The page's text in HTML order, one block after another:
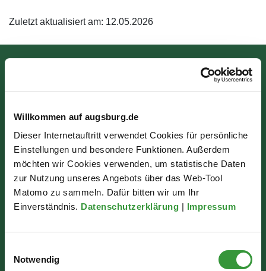
Willkommen auf augsburg.de
Dieser Internetauftritt verwendet Cookies für persönliche
Einstellungen und besondere Funktionen. Außerdem
möchten wir Cookies verwenden, um statistische Daten
zur Nutzung unseres Angebots über das Web-Tool
Matomo zu sammeln. Dafür bitten wir um Ihr
Einverständnis. Datenschutzerklärung | Impressum
Notwendig
Zuletzt aktualisiert am: 12.05.2026
86150 Augsburg
Wir sind für Sie da:
Mo - Mi: 07:30 - 16:30 Uhr
Do: 07:30 - 17:30 Uhr